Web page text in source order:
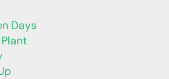
Days